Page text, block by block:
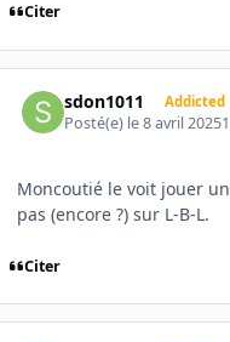
Citer
sdon1011 Addicted
Posté(e) le 8 avril 2025
Moncoutié le voit jouer
pas (encore ?) sur L-B-L.
Citer